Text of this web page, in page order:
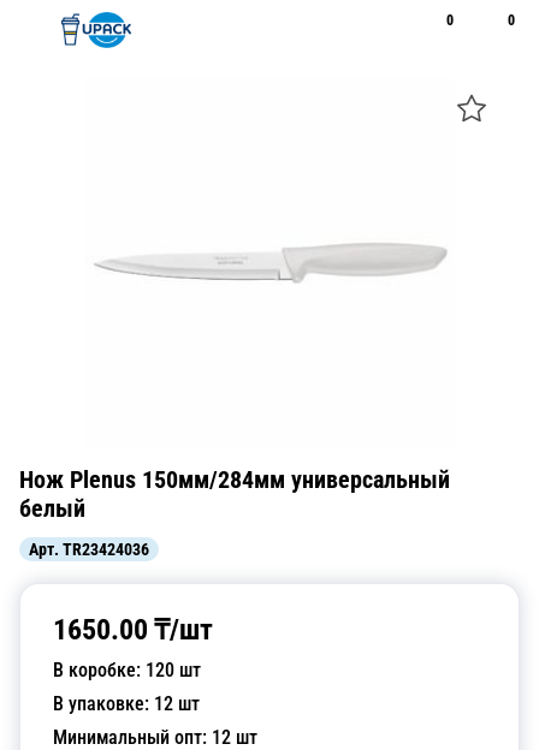
0 0
Нож Plenus 150мм/284мм универсальный
белый
Арт. TR23424036
1650.00 ₸/шт
В коробке: 120 шт
В упаковке: 12 шт
Минимальный опт: 12 шт